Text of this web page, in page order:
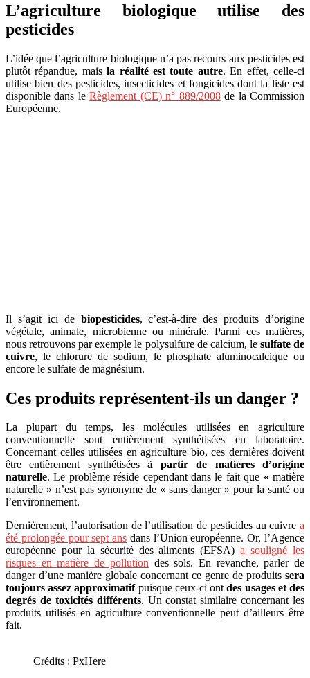
L’agriculture biologique utilise des
pesticides
L’idée que l’agriculture biologique n’a pas recours aux pesticides est
plutôt répandue, maisla réalité est toute autre. En effet, celle-ci
utilise bien des pesticides, insecticides et fongicides dont la liste est
disponible dans leRèglement (CE) n° 889/2008de la Commission
Européenne.
Il s’agit ici de biopesticides, c’est-à-dire des produits d’origine
végétale, animale, microbienne ou minérale. Parmi ces matières,
nous retrouvons par exemple le polysulfure de calcium, le sulfate de
cuivre, le chlorure de sodium, le phosphate aluminocalcique ou
encore le sulfate de magnésium.
Ces produits représentent-ils un danger ?
La plupart du temps, les molécules utilisées en agriculture
conventionnelle sont entièrement synthétisées en laboratoire.
Concernant celles utilisées en agriculture bio, ces dernières doivent
être entièrement synthétisées à partir de matières d’origine
naturelle. Le problème réside cependant dans le fait que « matière
naturelle » n’est pas synonyme de « sans danger » pour la santé ou
l’environnement.
Dernièrement, l’autorisation de l’utilisation de pesticides au cuivre a
été prolongée pour sept ans dans l’Union européenne. Or, l’Agence
européenne pour la sécurité des aliments (EFSA)a souligné les
risques en matière de pollutiondes sols. En revanche, parler de
danger d’une manière globale concernant ce genre de produits sera
toujours assez approximatifpuisque ceux-ci ontdes usages et des
degrés de toxicités différents. Un constat similaire concernant les
produits utilisés en agriculture conventionnelle peut d’ailleurs être
fait.
Crédits : PxHere